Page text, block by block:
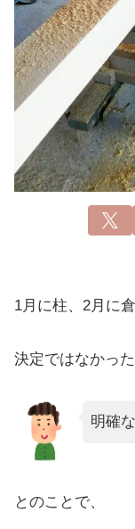
1月に柱、2月に
決定ではなかっ
明確
とのことで、